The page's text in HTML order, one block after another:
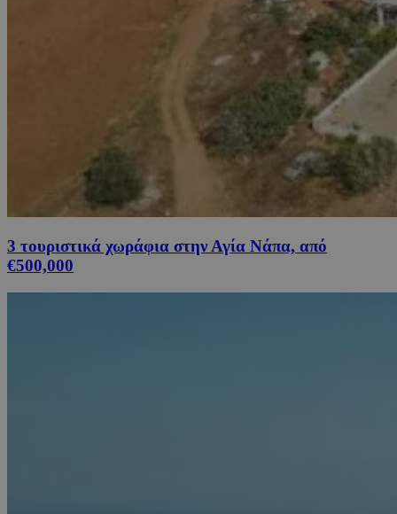
3 τουριστικά χωράφια στην Αγία Νάπα, από
€500,000